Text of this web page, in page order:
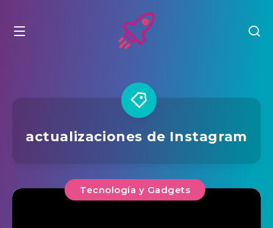
actualizaciones de Instagram
Tecnología y Gadgets